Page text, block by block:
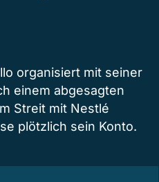
organisiert mit seiner
einem abgesagten
Streit mit Nestlé
plötzlich sein Konto.